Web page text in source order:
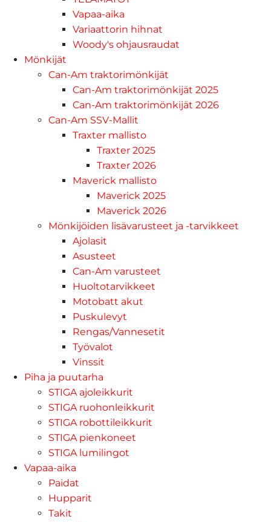
Vapaa-aika
Variaattorin hihnat
Woody's ohjausraudat
Mönkijät
Can-Am traktorimönkijät
Can-Am traktorimönkijät 2025
Can-Am traktorimönkijät 2026
Can-Am SSV-Mallit
Traxter mallisto
Traxter 2025
Traxter 2026
Maverick mallisto
Maverick 2025
Maverick 2026
Mönkijöiden lisävarusteet ja -tarvikkeet
Ajolasit
Asusteet
Can-Am varusteet
Huoltotarvikkeet
Motobatt akut
Puskulevyt
Rengas/Vannesetit
Työvalot
Vinssit
Piha ja puutarha
STIGA ajoleikkurit
STIGA ruohonleikkurit
STIGA robottileikkurit
STIGA pienkoneet
STIGA lumilingot
Vapaa-aika
Paidat
Hupparit
Takit